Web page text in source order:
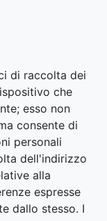
di raccolta dei
che
esso non
consente di
personali
dell'indirizzo
alla
espresse
dallo stesso. I